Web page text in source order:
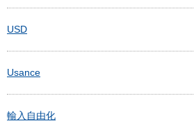
USD
Usance
輸入自由化